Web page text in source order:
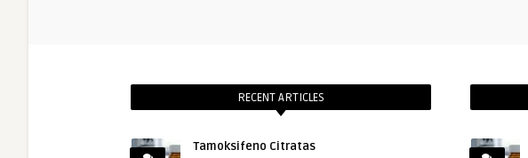
RECENT ARTICLES
Tamoksifeno Citratas